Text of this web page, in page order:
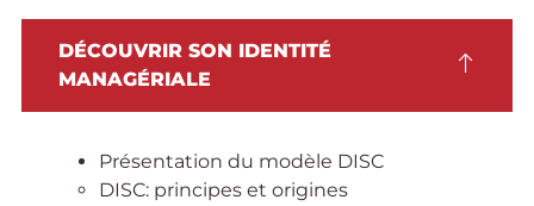
DÉCOUVRIR SON IDENTITÉ
MANAGÉRIALE
Présentation du modèle DISC
DISC: principes et origines